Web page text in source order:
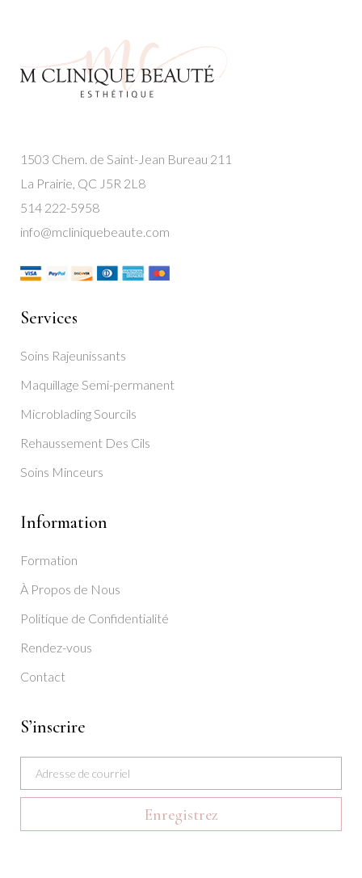
1503 Chem. de Saint-Jean Bureau 211
La Prairie, QC J5R 2L8
514 222-5958
info@mcliniquebeaute.com
Services
Soins Rajeunissants
Maquillage Semi-permanent
Microblading Sourcils
Rehaussement Des Cils
Soins Minceurs
Information
Formation
À Propos de Nous
Politique de Confidentialité
Rendez-vous
Contact
S’inscrire